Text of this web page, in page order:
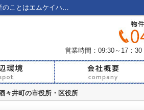
印旛郡酒々井町の市役所・区役所一覧ページ｜酒々井町の賃貸・売買など不動産のことはエムケイハウジングへ！
営業時間：09:30～17：30
々井町の市役所・区役所